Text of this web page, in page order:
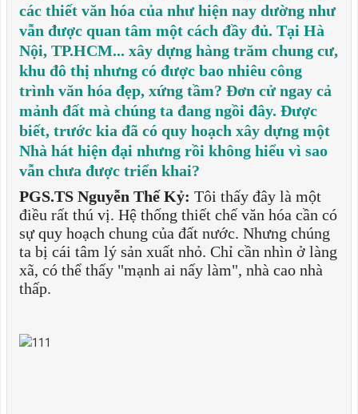
các thiết văn hóa của như hiện nay dường như
vẫn được quan tâm một cách đầy đủ. Tại Hà
Nội, TP.HCM... xây dựng hàng trăm chung cư,
khu đô thị nhưng có được bao nhiêu công
trình văn hóa đẹp, xứng tầm? Đơn cử ngay cả
mảnh đất mà chúng ta đang ngồi đây. Được
biết, trước kia đã có quy hoạch xây dựng một
Nhà hát hiện đại nhưng rồi không hiểu vì sao
vẫn chưa được triển khai?
PGS.TS Nguyễn Thế Kỷ: Tôi thấy đây là một
điều rất thú vị. Hệ thống thiết chế văn hóa cần có
sự quy hoạch chung của đất nước. Nhưng chúng
ta bị cái tâm lý sản xuất nhỏ. Chỉ cần nhìn ở làng
xã, có thể thấy "mạnh ai nấy làm", nhà cao nhà
thấp.